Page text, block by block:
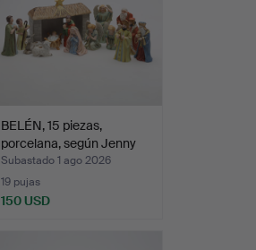
BELÉN, 15 piezas,
porcelana, según Jenny
N…
Subastado 1 ago 2026
19 pujas
150 USD